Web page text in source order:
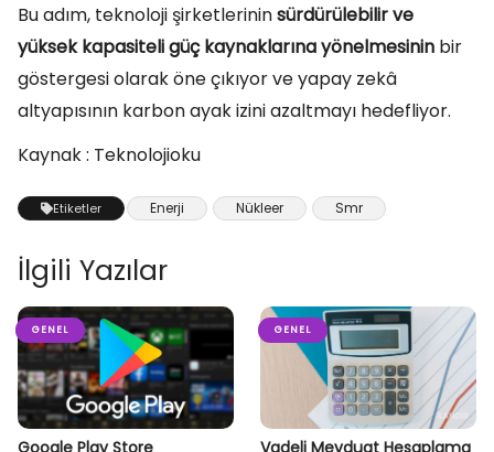
Bu adım, teknoloji şirketlerininsürdürülebilir ve
yüksek kapasiteli güç kaynaklarına yönelmesinin bir
göstergesi olarak öne çıkıyor ve yapay zekâ
altyapısının karbon ayak izini azaltmayı hedefliyor.
Kaynak : Teknolojioku
Etiketler Enerji Nükleer Smr
İlgili Yazılar
GENEL
Google Play Store
GENEL
Vadeli Mevduat Hesaplama